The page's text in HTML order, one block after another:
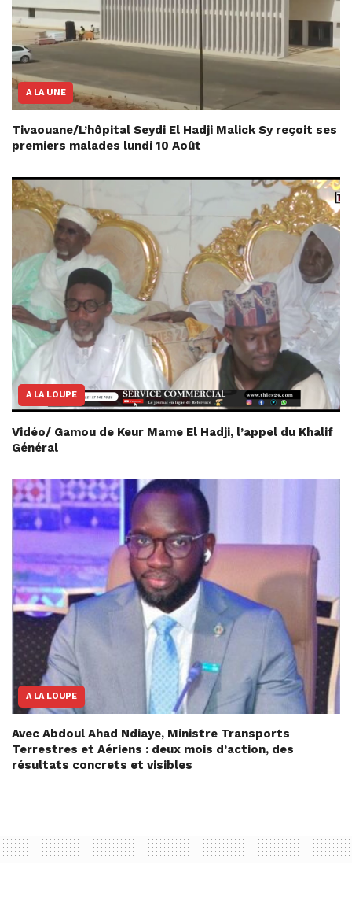
A LA UNE
Tivaouane/L’hôpital Seydi El Hadji Malick Sy reçoit ses
premiers malades lundi 10 Août
A LA LOUPE
Vidéo/ Gamou de Keur Mame El Hadji, l’appel du Khalif
Général
A LA LOUPE
Avec Abdoul Ahad Ndiaye, Ministre Transports
Terrestres et Aériens : deux mois d’action, des
résultats concrets et visibles